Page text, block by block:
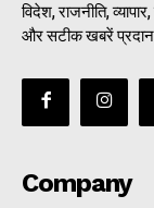
विदेश, राजनीति,
और सटीक खबरें
Company